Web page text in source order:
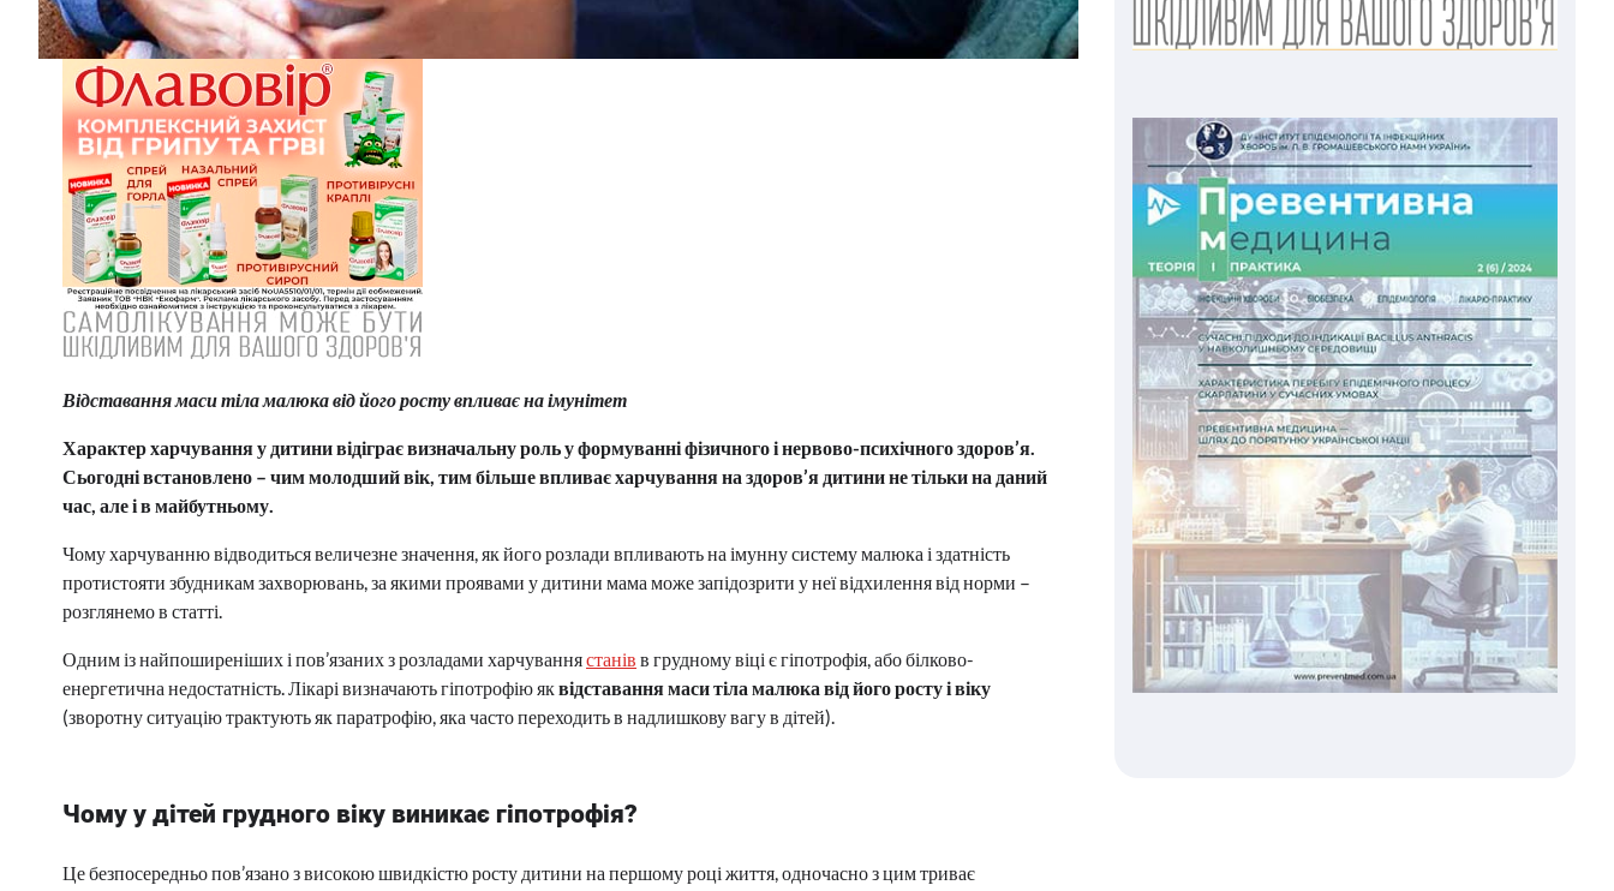
Відставання маси тіла малюка від його росту впливає на імунітет
Характер харчування у дитини відіграє визначальну роль у формуванні фізичного і нервово-психічного здоров’я.
Сьогодні встановлено – чим молодший вік, тим більше впливає харчування на здоров’я дитини не тільки на даний
час, але і в майбутньому.
Чому харчуванню відводиться величезне значення, як його розлади впливають на імунну систему малюка і здатність
протистояти збудникам захворювань, за якими проявами у дитини мама може запідозрити у неї відхилення від норми –
розглянемо в статті.
Одним із найпоширеніших і пов’язаних з розладами харчуваннястанів в грудному віці є гіпотрофія, або білково-
енергетична недостатність. Лікарі визначають гіпотрофію яквідставання маси тіла малюка від його росту і віку
(зворотну ситуацію трактують як паратрофію, яка часто переходить в надлишкову вагу в дітей).
Чому у дітей грудного віку виникає гіпотрофія?
Це безпосередньо пов’язано з високою швидкістю росту дитини на першому році життя, одночасно з цим триває